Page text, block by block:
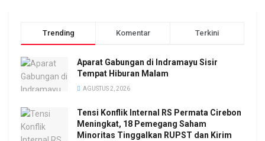
Trending Komentar Terkini
Aparat Gabungan di Indramayu Sisir
Tempat Hiburan Malam
AGUSTUS 2, 2026
Tensi Konflik Internal RS Permata Cirebon
Meningkat, 18 Pemegang Saham
Minoritas Tinggalkan RUPST dan Kirim